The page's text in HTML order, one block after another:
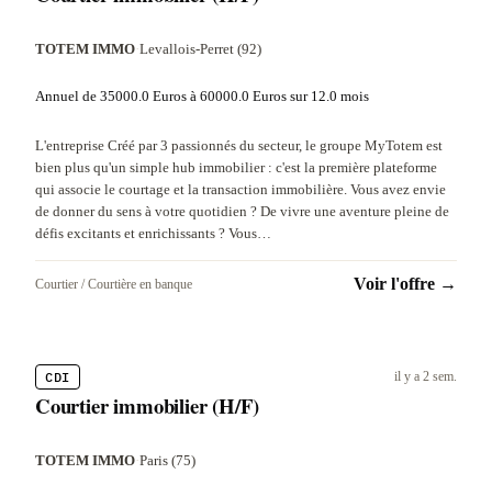
TOTEM IMMO·Levallois-Perret (92)
Annuel de 35000.0 Euros à 60000.0 Euros sur 12.0 mois
L'entreprise Créé par 3 passionnés du secteur, le groupe MyTotem est
bien plus qu'un simple hub immobilier : c'est la première plateforme
qui associe le courtage et la transaction immobilière. Vous avez envie
de donner du sens à votre quotidien ? De vivre une aventure pleine de
défis excitants et enrichissants ? Vous…
Courtier / Courtière en banque Voir l'offre →
CDI il y a 2 sem.
Courtier immobilier (H/F)
TOTEM IMMO·Paris (75)